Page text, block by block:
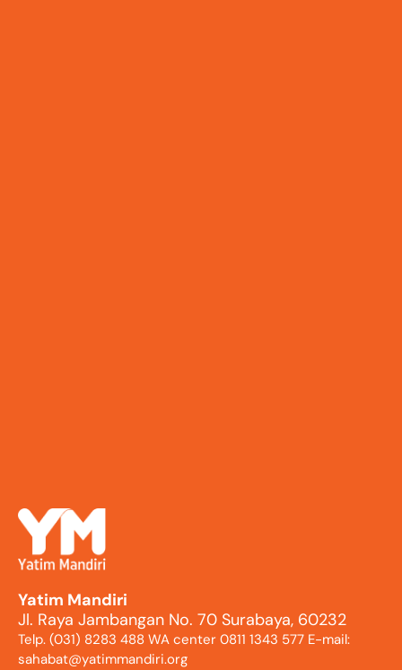
Yatim Mandiri
Jl. Raya Jambangan No. 70 Surabaya, 60232
Telp. (031) 8283 488 WA center 0811 1343 577 E-mail:
sahabat@yatimmandiri.org